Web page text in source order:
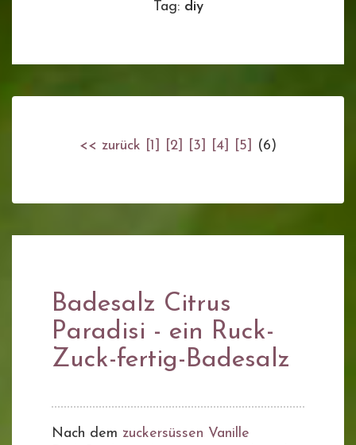
Tag: diy
<< zurück [1] [2] [3] [4] [5] (6)
Badesalz Citrus
Paradisi - ein Ruck-
Zuck-fertig-Badesalz
Nach dem zuckersüssen Vanille